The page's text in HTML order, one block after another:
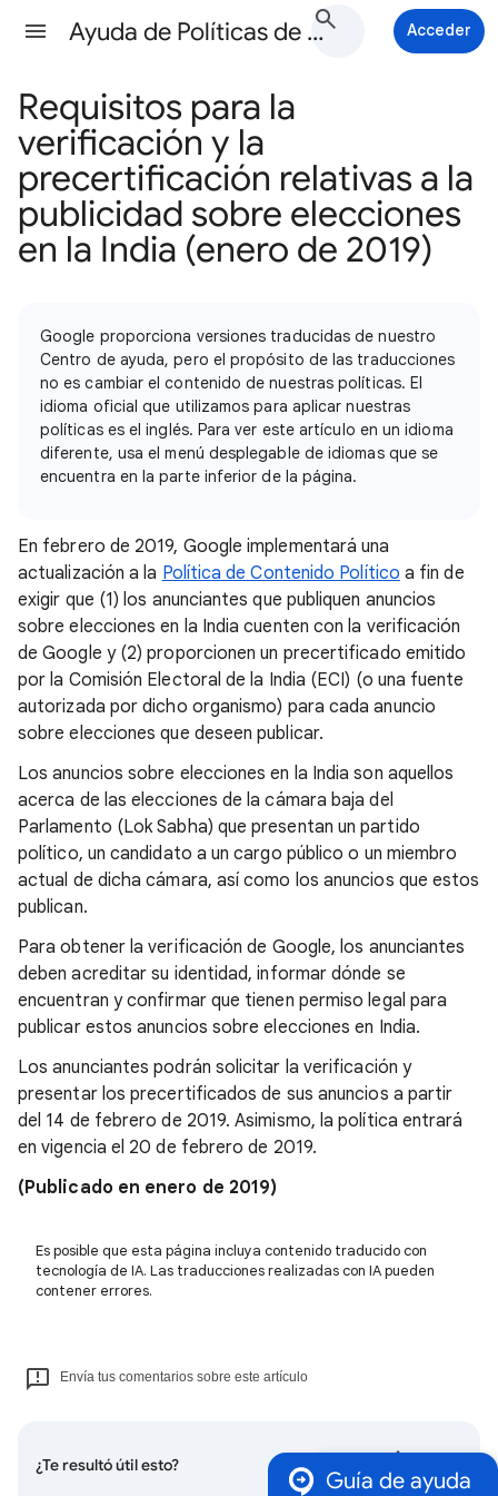
Ayuda de Políticas de Google Ads Acceder
Requisitos para la
verificación y la
precertificación relativas a la
publicidad sobre elecciones
en la India (enero de 2019)
Google proporciona versiones traducidas de nuestro
Centro de ayuda, pero el propósito de las traducciones
no es cambiar el contenido de nuestras políticas. El
idioma oficial que utilizamos para aplicar nuestras
políticas es el inglés. Para ver este artículo en un idioma
diferente, usa el menú desplegable de idiomas que se
encuentra en la parte inferior de la página.
En febrero de 2019, Google implementará una
actualización a la Política de Contenido Político a fin de
exigir que (1) los anunciantes que publiquen anuncios
sobre elecciones en la India cuenten con la verificación
de Google y (2) proporcionen un precertificado emitido
por la Comisión Electoral de la India (ECI) (o una fuente
autorizada por dicho organismo) para cada anuncio
sobre elecciones que deseen publicar.
Los anuncios sobre elecciones en la India son aquellos
acerca de las elecciones de la cámara baja del
Parlamento (Lok Sabha) que presentan un partido
político, un candidato a un cargo público o un miembro
actual de dicha cámara, así como los anuncios que estos
publican.
Para obtener la verificación de Google, los anunciantes
deben acreditar su identidad, informar dónde se
encuentran y confirmar que tienen permiso legal para
publicar estos anuncios sobre elecciones en India.
Los anunciantes podrán solicitar la verificación y
presentar los precertificados de sus anuncios a partir
del 14 de febrero de 2019. Asimismo, la política entrará
en vigencia el 20 de febrero de 2019.
(Publicado en enero de 2019)
Es posible que esta página incluya contenido traducido con
tecnología de IA. Las traducciones realizadas con IA pueden
contener errores.
Envía tus comentarios sobre este artículo
¿Te resultó útil esto?
Guía de ayuda